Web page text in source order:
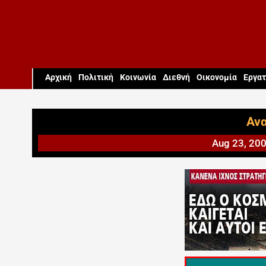
Aρχική Πολιτική Κοινωνία Διεθνή Οικονομία
Aug 23,